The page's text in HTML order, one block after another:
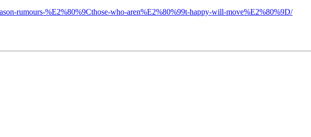
rumours-%E2%80%9Cthose-who-aren%E2%80%99t-happy-will-move%E2%80%9D/